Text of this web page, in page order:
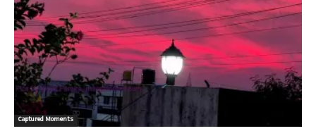
Captured Moments